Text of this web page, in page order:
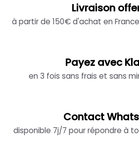
Livraison
à partir de 150€ d'achat en
Payez avec
en 3 fois sans frais et sans
Contact
disponible 7j/7 pour répondre à